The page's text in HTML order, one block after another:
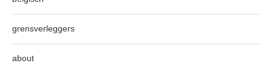
grensverleggers
about